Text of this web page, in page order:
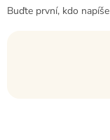
Buďte první, kdo